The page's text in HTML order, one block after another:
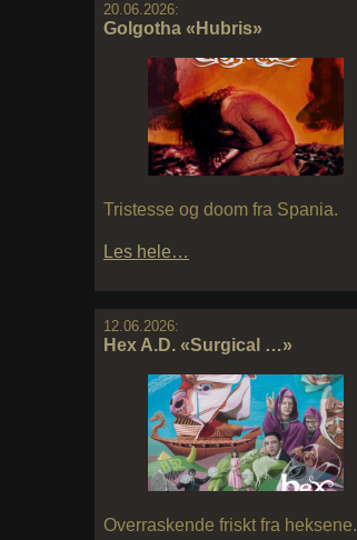
20.06.2026:
Golgotha «Hubris»
Tristesse og doom fra Spania.
Les hele…
12.06.2026:
Hex A.D. «Surgical …»
Overraskende friskt fra heksene.